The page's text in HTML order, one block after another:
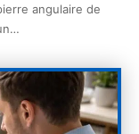
angulaire de
…